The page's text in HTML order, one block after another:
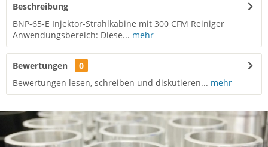
Beschreibung
BNP-65-E Injektor-Strahlkabine mit 300 CFM Reiniger
Anwendungsbereich: Diese... mehr
Bewertungen
0
Bewertungen lesen, schreiben und diskutieren... mehr